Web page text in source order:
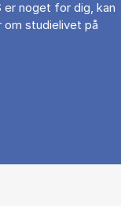
er noget for dig, kan
studielivet på